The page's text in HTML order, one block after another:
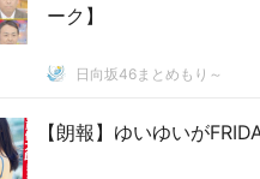
ーク】
日向坂46まとめもり～
【朗報】ゆいゆいが